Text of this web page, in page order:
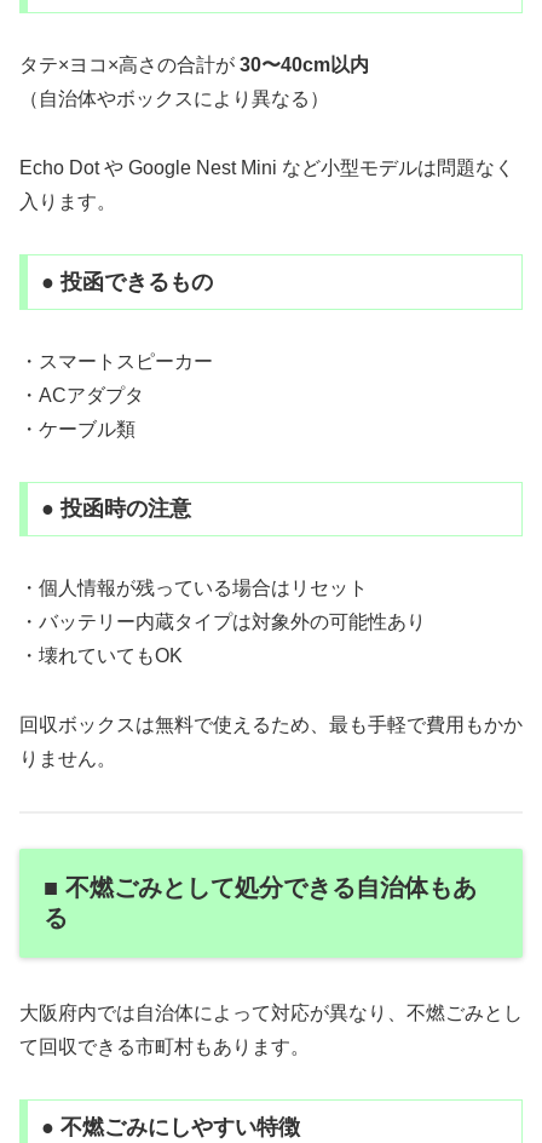
タテ×ヨコ×高さの合計が 30〜40cm以内
（自治体やボックスにより異なる）
Echo Dot や Google Nest Mini など小型モデルは問題なく
入ります。
● 投函できるもの
・スマートスピーカー
・ACアダプタ
・ケーブル類
● 投函時の注意
・個人情報が残っている場合はリセット
・バッテリー内蔵タイプは対象外の可能性あり
・壊れていてもOK
回収ボックスは無料で使えるため、最も手軽で費用もかか
りません。
■ 不燃ごみとして処分できる自治体もあ
る
大阪府内では自治体によって対応が異なり、不燃ごみとし
て回収できる市町村もあります。
● 不燃ごみにしやすい特徴